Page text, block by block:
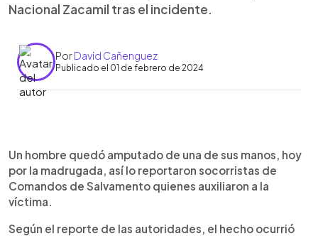
Nacional Zacamil tras el incidente.
PorDavid Cañenguez
Publicado el 01 de febrero de 2024
► Escuchar artículo
Un hombre quedó amputado de una de sus manos, hoy
por la madrugada, así lo reportaron socorristas de
Comandos de Salvamento quienes auxiliaron a la
víctima.
Según el reporte de las autoridades, el hecho ocurrió